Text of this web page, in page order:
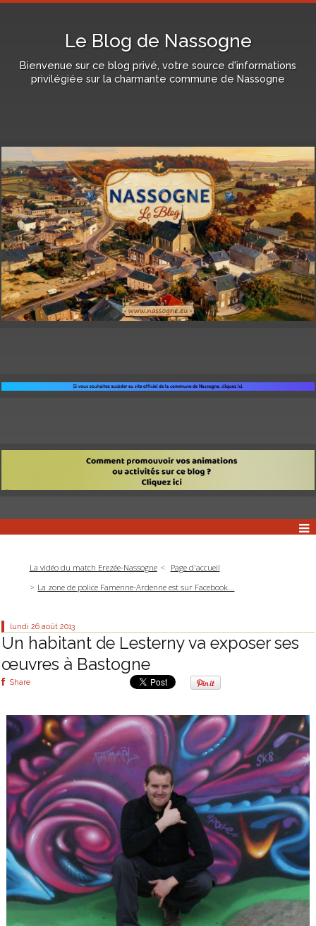
Le Blog de Nassogne
Bienvenue sur ce blog privé, votre source d'informations
privilégiée sur la charmante commune de Nassogne
La vidéo du match Erezée-Nassogne
Page d'accueil
La zone de police Famenne-Ardenne est sur Facebook...
lundi 26 août 2013
Un habitant de Lesterny va exposer ses
œuvres à Bastogne
Share